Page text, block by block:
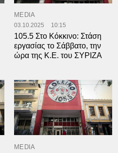
MEDIA
03.10.2025 10:15
105.5 Στο Κόκκινο: Στάση
εργασίας το Σάββατο, την
ώρα της Κ.Ε. του ΣΥΡΙΖΑ
MEDIA